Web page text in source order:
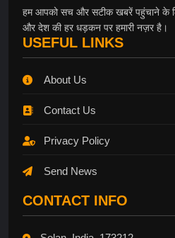
हम आपको सच और सटीक खबरें पहुंचाने के
और देश की हर धड़कन पर हमारी नज़र है।
USEFUL LINKS
About Us
Contact Us
Privacy Policy
Send News
CONTACT INFO